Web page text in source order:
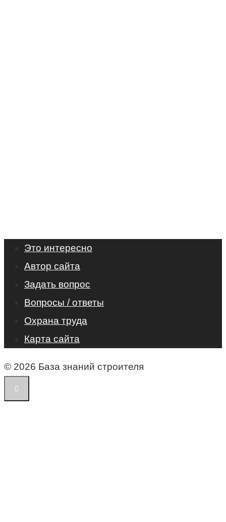
Это интересно
Автор сайта
Задать вопрос
Вопросы / ответы
Охрана труда
Карта сайта
© 2026 База знаний строителя